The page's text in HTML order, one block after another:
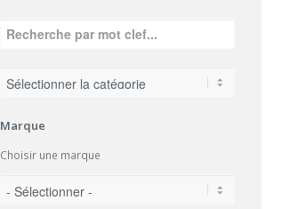
Marque
Choisir une marque